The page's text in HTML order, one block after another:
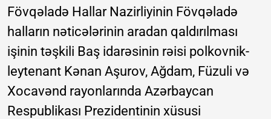
Fövqəladə Hallar Nazirliyinin Fövqəladə
halların nəticələrinin aradan qaldırılması
işinin təşkili Baş idarəsinin rəisi polkovnik-
leytenant Kənan Aşurov, Ağdam, Füzuli və
Xocavənd rayonlarında Azərbaycan
Respublikası Prezidentinin xüsusi